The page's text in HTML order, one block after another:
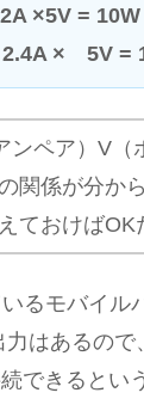
×5V = 10W
2.4A × 5V =
ンペア）V（
の関係が分か
ておけばOK
るモバイル
力はあるの
できるとい